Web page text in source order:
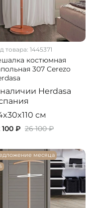
товара: 1445371
костюмная
307 Cerezo
Herdasa
см
100 ₽ 26 100 ₽
месяца